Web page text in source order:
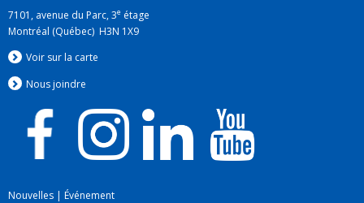
7101, avenue du Parc, 3e étage
Montréal (Québec) H3N 1X9
Voir sur la carte
Nous joindre
Nouvelles | Événement